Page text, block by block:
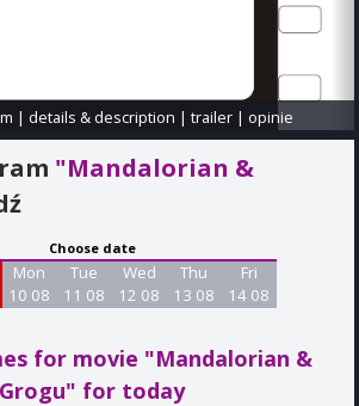
|details & description |trailer |opinie
"Mandalorian &
Choose date
Mon
10 08
Tue
11 08
Wed
12 08
Thu
13 08
Fri
14 08
for movie "Mandalorian &
Grogu" for today